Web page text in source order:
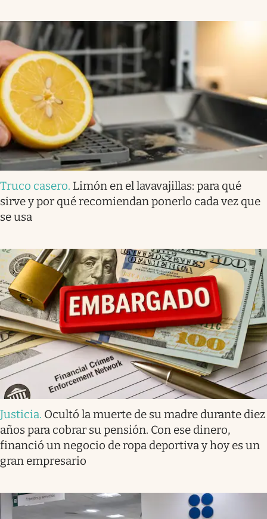
Truco casero. Limón en el lavavajillas: para qué
sirve y por qué recomiendan ponerlo cada vez que
se usa
Justicia. Ocultó la muerte de su madre durante diez
años para cobrar su pensión. Con ese dinero,
financió un negocio de ropa deportiva y hoy es un
gran empresario